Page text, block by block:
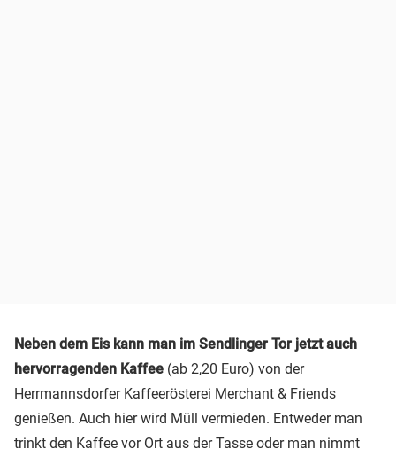
Neben dem Eis kann man im Sendlinger Tor jetzt auch
hervorragenden Kaffee (ab 2,20 Euro) von der
Herrmannsdorfer Kaffeerösterei Merchant & Friends
genießen. Auch hier wird Müll vermieden. Entweder man
trinkt den Kaffee vor Ort aus der Tasse oder man nimmt